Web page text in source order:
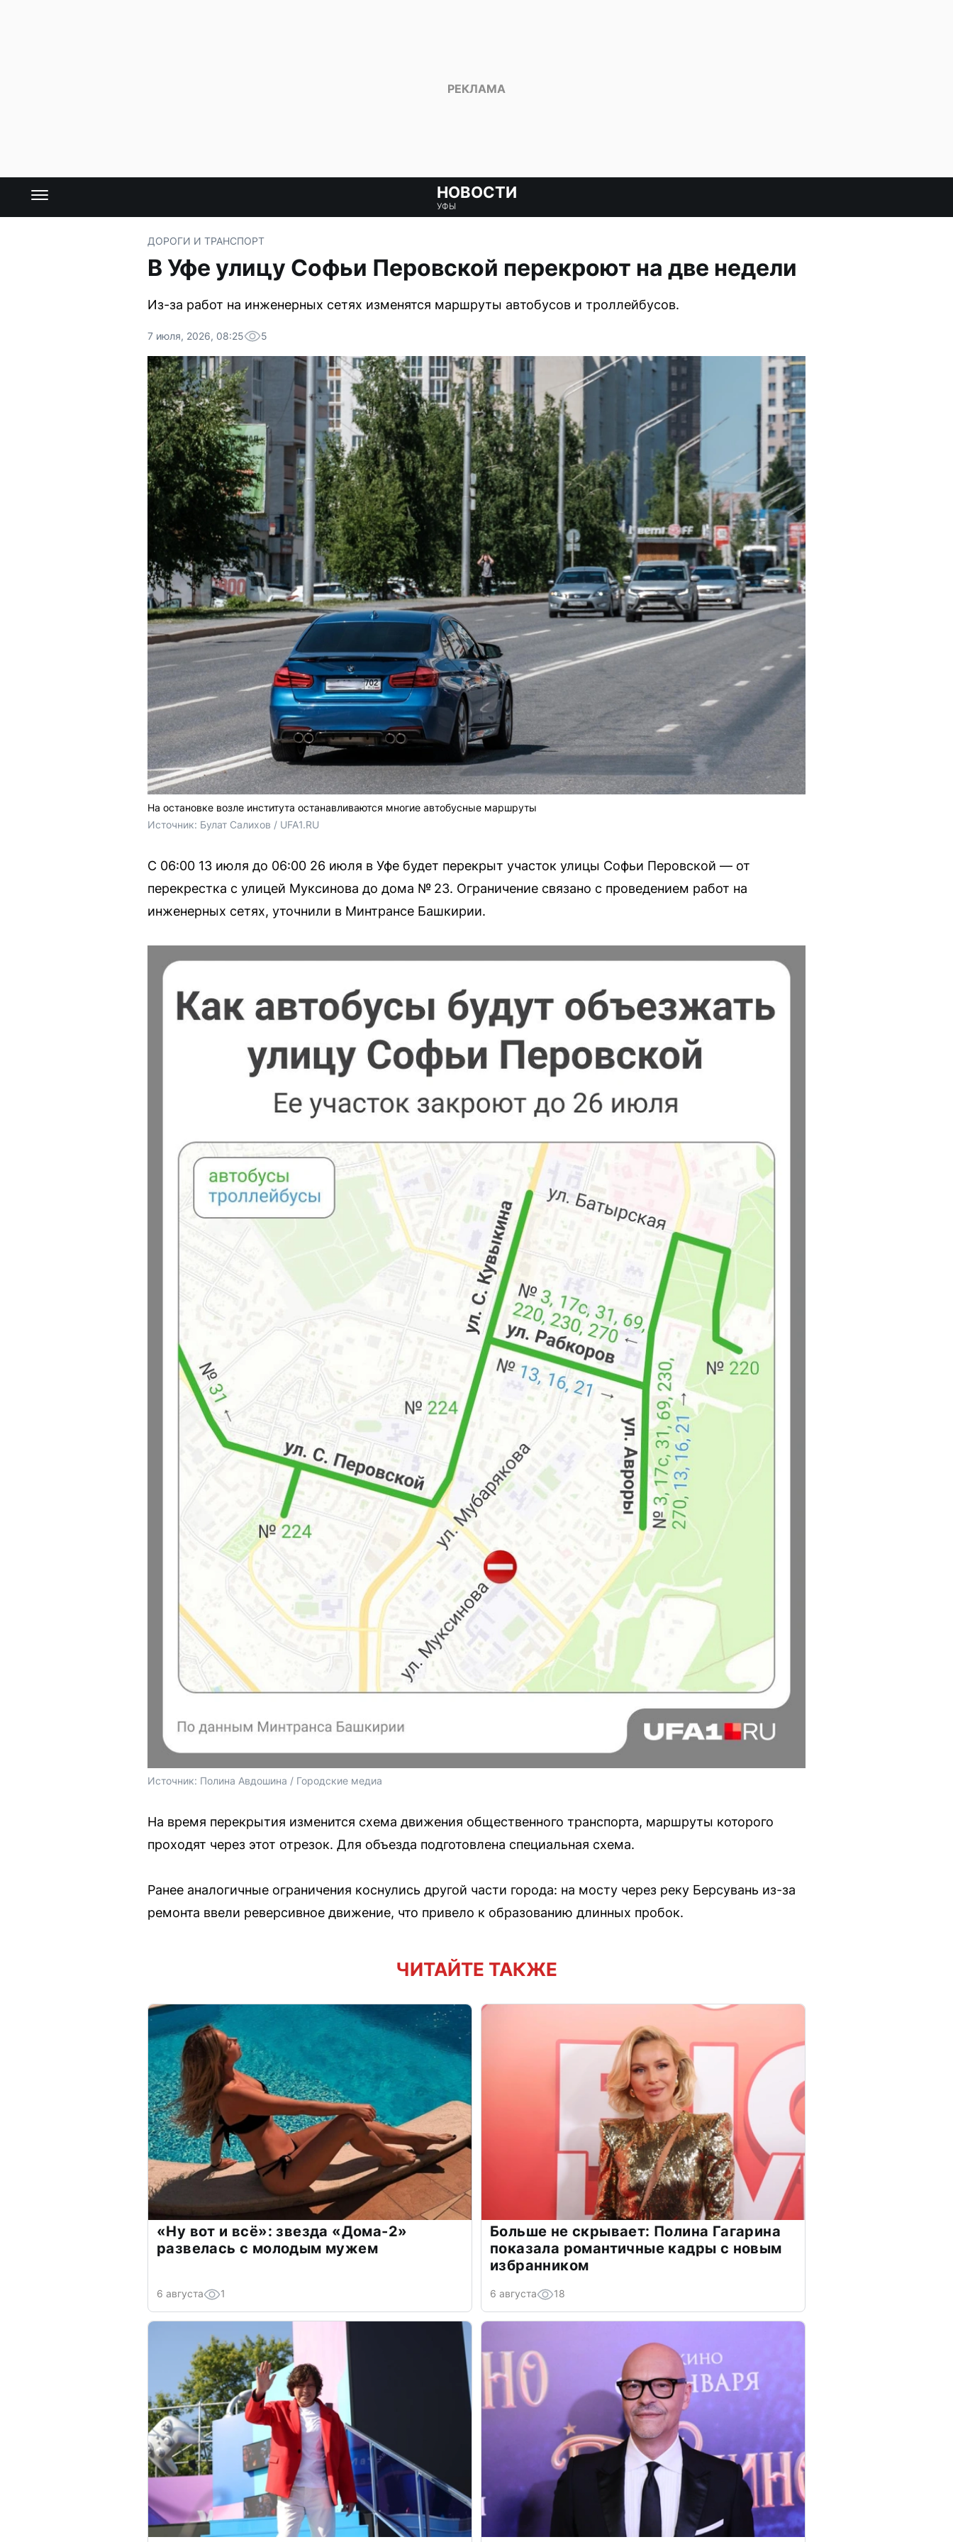
НОВОСТИ
УФЫ
ДОРОГИ И ТРАНСПОРТ
В Уфе улицу Софьи Перовской перекроют на две недели
Из-за работ на инженерных сетях изменятся маршруты автобусов и троллейбусов.
7 июля, 2026, 08:25 5
На остановке возле института останавливаются многие автобусные маршруты
Источник: Булат Салихов / UFA1.RU
С 06:00 13 июля до 06:00 26 июля в Уфе будет перекрыт участок улицы Софьи Перовской — от
перекрестка с улицей Муксинова до дома № 23. Ограничение связано с проведением работ на
инженерных сетях, уточнили в Минтрансе Башкирии.
Источник: Полина Авдошина / Городские медиа
На время перекрытия изменится схема движения общественного транспорта, маршруты которого
проходят через этот отрезок. Для объезда подготовлена специальная схема.
Ранее аналогичные ограничения коснулись другой части города: на мосту через реку Берсувань из-за
ремонта ввели реверсивное движение, что привело к образованию длинных пробок.
ЧИТАЙТЕ ТАКЖЕ
«Ну вот и всё»: звезда «Дома-2»
развелась с молодым мужем
6 августа 1
Больше не скрывает: Полина Гагарина
показала романтичные кадры с новым
избранником
6 августа 18